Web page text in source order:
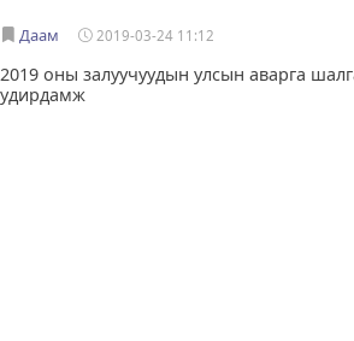
Даам 2019-03-24 11:12
2019 оны залуучуудын улсын аварга
удирдамж